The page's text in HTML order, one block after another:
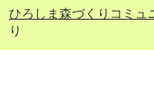
ひろしま森づくりコミュ
り